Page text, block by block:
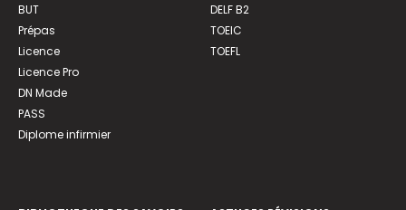
BUT
Prépas
Licence
Licence Pro
DN Made
PASS
Diplome infirmier
DELF B2
TOEIC
TOEFL